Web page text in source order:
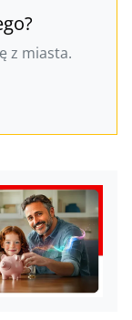
z miasta.